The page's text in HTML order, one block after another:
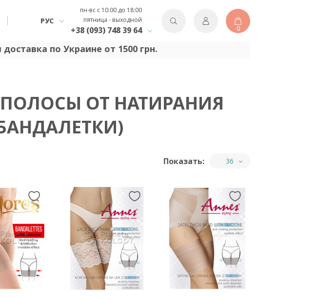
РУС
пн-вс с 10:00 до 18:00
пятница - выходной
+38 (093) 748 39 64 0
доставка по Украине от 1500 грн.
ОТ НАТИРАНИЯ
Показать: 36